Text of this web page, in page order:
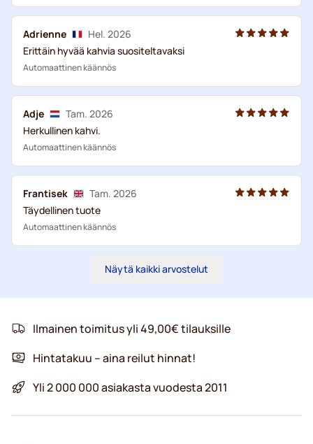
Adrienne
Hel. 2026
Erittäin hyvää kahvia suositeltavaksi
Automaattinen käännös
Adje
Tam. 2026
Herkullinen kahvi.
Automaattinen käännös
Frantisek
Tam. 2026
Täydellinen tuote
Automaattinen käännös
Näytä kaikki arvostelut
Ilmainen toimitus yli 49,00€ tilauksille
Hintatakuu – aina reilut hinnat!
Yli 2 000 000 asiakasta vuodesta 2011